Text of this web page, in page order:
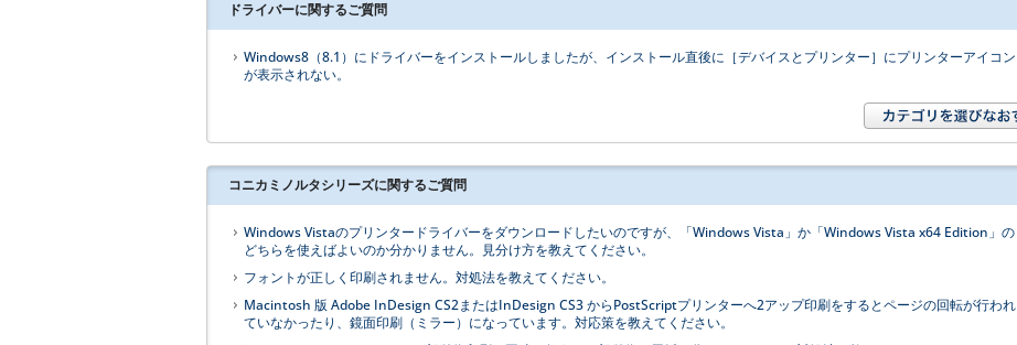
ドライバーに関するご質問
Windows8（8.1）にドライバーをインストールしましたが、インストール直後に［デバイスとプリンター］にプリンターアイコン
が表示されない。
コニカミノルタシリーズに関するご質問
Windows Vistaのプリンタードライバーをダウンロードしたいのですが、「Windows Vista」か「Windows Vista x64 Edition」の
どちらを使えばよいのか分かりません。見分け方を教えてください。
フォントが正しく印刷されません。対処法を教えてください。
Macintosh 版 Adobe InDesign CS2またはInDesign CS3 からPostScriptプリンターへ2アップ印刷をするとページの回転が行われ
ていなかったり、鏡面印刷（ミラー）になっています。対応策を教えてください。